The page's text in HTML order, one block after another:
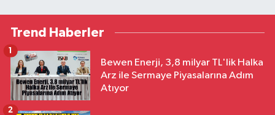
Trend Haberler
Bewen Enerji, 3,8 milyar TL'lik Halka
Arz ile Sermaye Piyasalarına Adım
Atıyor
1
2